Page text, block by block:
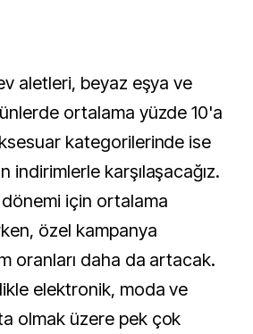
aletleri, beyaz eşya ve
ortalama yüzde 10'a
kategorilerinde ise
indirimlerle karşılaşacağız.
dönemi için ortalama
özel kampanya
oranları daha da artacak.
elektronik, moda ve
olmak üzere pek çok